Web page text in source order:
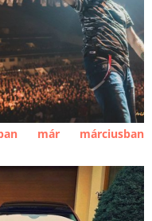
már márciusban